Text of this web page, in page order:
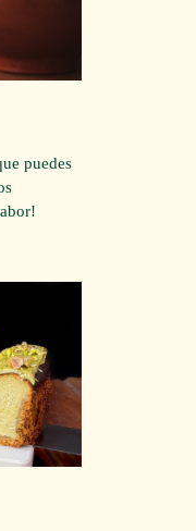
puedes